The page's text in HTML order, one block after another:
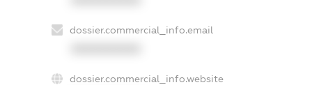
dossier.commercial_info.email
dossier.commercial_info.website